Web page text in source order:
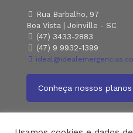
Rua Barbalho, 97
Boa Vista | Joinville - SC
(47) 3433-2883
(47) 9 9932-1399
Conheça nossos planos